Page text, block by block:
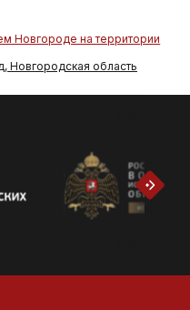
Новгороде на территории
Новгородская область